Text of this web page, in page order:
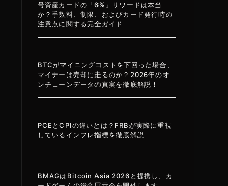
号資産カードの「6%」リワードは本当
か？手数料、制限、およびカード発行時の
注意点に関する完全ガイド
BTCがマイニングコストを下回った場合、
マイナーは売却に走るのか？2026年のオ
ンチェーンデータの真実を徹底解説！
PCEとCPIの違いとは？FRBが実際に重視
しているインフレ指標を徹底解説
BMAGはBitcoin Asia 2026と提携し、カ